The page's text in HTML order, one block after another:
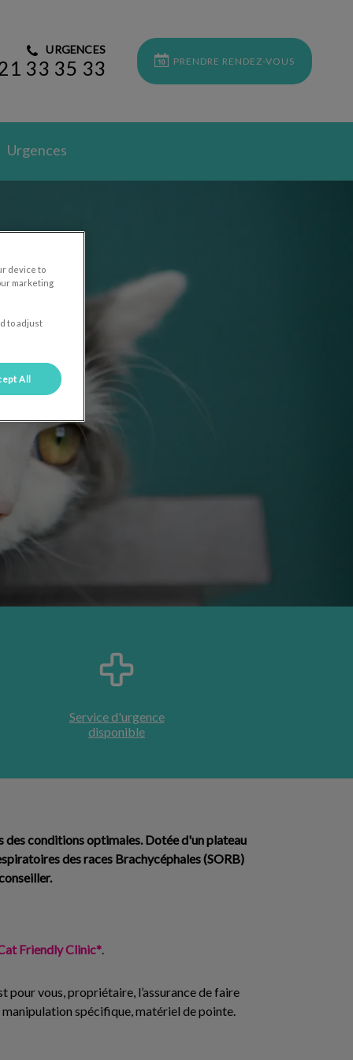
URGENCES
33 35 33 PRENDRE RENDEZ-VOUS
Urgences
Service d'urgence
disponible
conditions optimales. Dotée d'un plateau
des races Brachycéphales (SORB)
Friendly Clinic*.
pour vous, propriétaire, l’assurance de faire
spécifique, matériel de pointe.
device to
marketing
to adjust
All